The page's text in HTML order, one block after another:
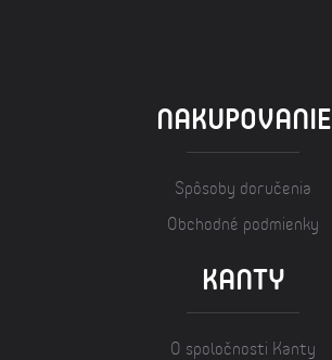
NAKUPOVANIE
Spôsoby doručenia
Obchodné podmienky
KANTY
O spoločnosti Kanty